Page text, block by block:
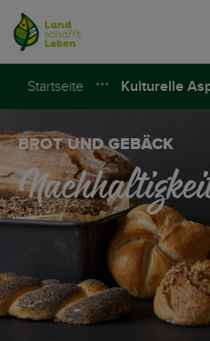
Startseite Kulturelle
Land schafft Leben
BROT UND GEBÄCK